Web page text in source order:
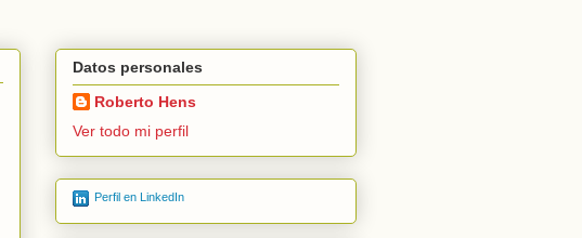
Datos personales
Roberto Hens
Ver todo mi perfil
Perfil en LinkedIn